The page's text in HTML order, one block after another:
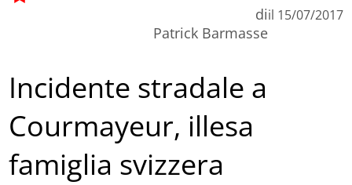
di
Patrick Barmasse
il 15/07/2017
Incidente stradale a
Courmayeur, illesa
famiglia svizzera